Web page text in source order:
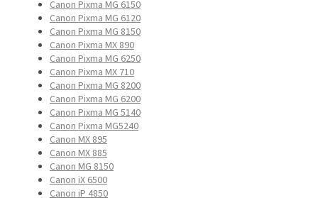
Canon Pixma MG 6150
Canon Pixma MG 6120
Canon Pixma MG 8150
Canon Pixma MX 890
Canon Pixma MG 6250
Canon Pixma MX 710
Canon Pixma MG 8200
Canon Pixma MG 6200
Canon Pixma MG 5140
Canon Pixma MG5240
Canon MX 895
Canon MX 885
Canon MG 8150
Canon iX 6500
Canon iP 4850